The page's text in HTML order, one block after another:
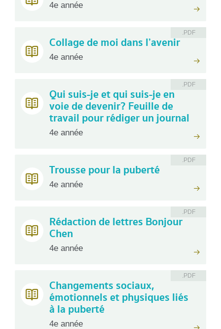
4e année
.PDF
Collage de moi dans l’avenir
4e année
.PDF
Qui suis-je et qui suis-je en
voie de devenir? Feuille de
travail pour rédiger un journal
4e année
.PDF
Trousse pour la puberté
4e année
.PDF
Rédaction de lettres Bonjour
Chen
4e année
.PDF
Changements sociaux,
émotionnels et physiques liés
à la puberté
4e année